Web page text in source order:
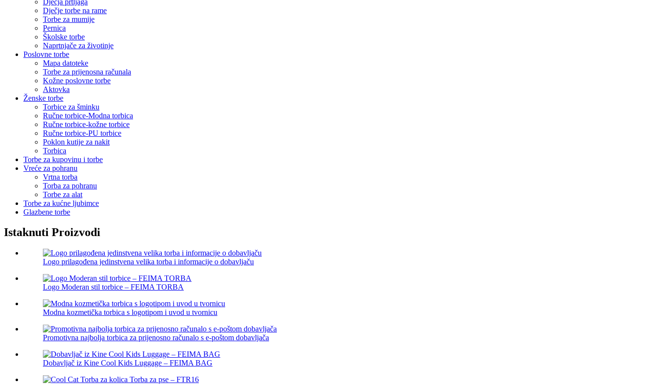
Dječje torbe na rame
Torbe za mumije
Pernica
Školske torbe
Naprtnjače za životinje
Poslovne torbe
Mapa datoteke
Torbe za prijenosna računala
Kožne poslovne torbe
Aktovka
Ženske torbe
Torbice za šminku
Ručne torbice-Modna torbica
Ručne torbice-kožne torbice
Ručne torbice-PU torbice
Poklon kutije za nakit
Torbica
Torbe za kupovinu i torbe
Vreće za pohranu
Vrtna torba
Torba za pohranu
Torbe za alat
Torbe za kućne ljubimce
Glazbene torbe
Istaknuti Proizvodi
Logo prilagođena jedinstvena velika torba i informacije o dobavljaču
Logo Moderan stil torbice – FEIMA TORBA
Modna kozmetička torbica s logotipom i uvod u tvornicu
Promotivna najbolja torbica za prijenosno računalo s e-poštom dobavljača
Dobavljač iz Kine Cool Kids Luggage – FEIMA BAG